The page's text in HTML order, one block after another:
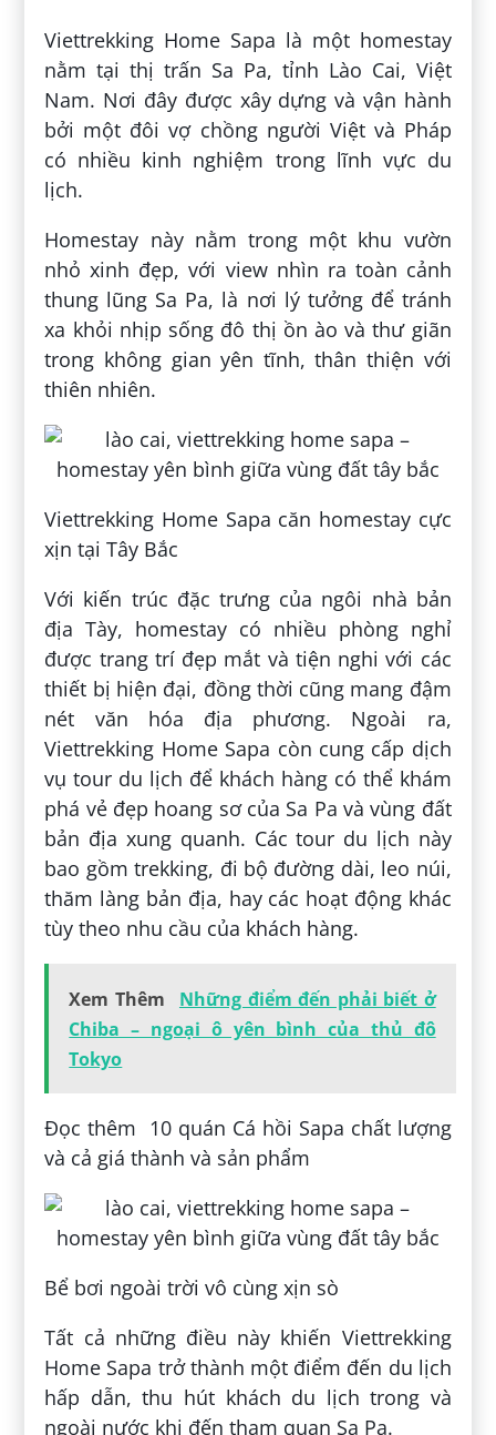
Viettrekking Home Sapa là một homestay
nằm tại thị trấn Sa Pa, tỉnh Lào Cai, Việt
Nam. Nơi đây được xây dựng và vận hành
bởi một đôi vợ chồng người Việt và Pháp
có nhiều kinh nghiệm trong lĩnh vực du
lịch.
Homestay này nằm trong một khu vườn
nhỏ xinh đẹp, với view nhìn ra toàn cảnh
thung lũng Sa Pa, là nơi lý tưởng để tránh
xa khỏi nhịp sống đô thị ồn ào và thư giãn
trong không gian yên tĩnh, thân thiện với
thiên nhiên.
Viettrekking Home Sapa căn homestay cực
xịn tại Tây Bắc
Với kiến trúc đặc trưng của ngôi nhà bản
địa Tày, homestay có nhiều phòng nghỉ
được trang trí đẹp mắt và tiện nghi với các
thiết bị hiện đại, đồng thời cũng mang đậm
nét văn hóa địa phương. Ngoài ra,
Viettrekking Home Sapa còn cung cấp dịch
vụ tour du lịch để khách hàng có thể khám
phá vẻ đẹp hoang sơ của Sa Pa và vùng đất
bản địa xung quanh. Các tour du lịch này
bao gồm trekking, đi bộ đường dài, leo núi,
thăm làng bản địa, hay các hoạt động khác
tùy theo nhu cầu của khách hàng.
Xem Thêm
Những điểm đến phải biết ở
Chiba – ngoại ô yên bình của thủ đô
Tokyo
Đọc thêm 10 quán Cá hồi Sapa chất lượng
và cả giá thành và sản phẩm
Bể bơi ngoài trời vô cùng xịn sò
Tất cả những điều này khiến Viettrekking
Home Sapa trở thành một điểm đến du lịch
hấp dẫn, thu hút khách du lịch trong và
ngoài nước khi đến tham quan Sa Pa.